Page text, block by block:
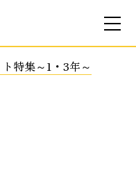
English
特集～1・3年～